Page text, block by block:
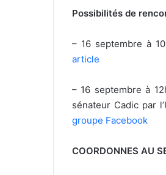
Possibilités de
– 16 septembre à
article
– 16 septembre à
sénateur Cadic par
groupe Facebook
COORDONNES AU